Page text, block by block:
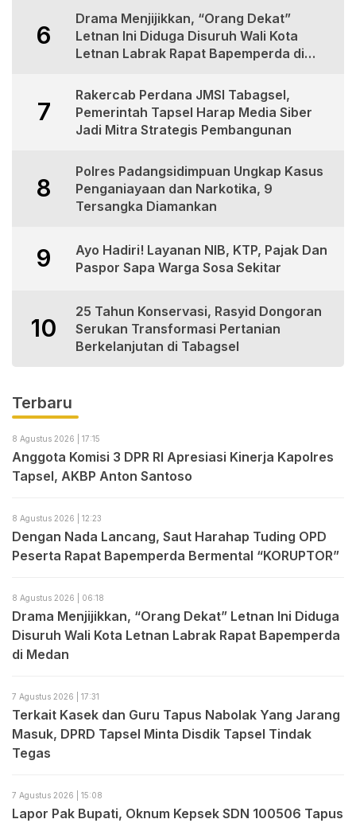
6
Drama Menjijikkan, “Orang Dekat”
Letnan Ini Diduga Disuruh Wali Kota
Letnan Labrak Rapat Bapemperda di
7
Rakercab Perdana JMSI Tabagsel,
Pemerintah Tapsel Harap Media Siber
Jadi Mitra Strategis Pembangunan
8
Polres Padangsidimpuan Ungkap Kasus
Penganiayaan dan Narkotika, 9
Tersangka Diamankan
9
Ayo Hadiri! Layanan NIB, KTP, Pajak Dan
Paspor Sapa Warga Sosa Sekitar
10
25 Tahun Konservasi, Rasyid Dongoran
Serukan Transformasi Pertanian
Berkelanjutan di Tabagsel
Terbaru
8 Agustus 2026 | 17:15
Anggota Komisi 3 DPR RI Apresiasi Kinerja Kapolres
Tapsel, AKBP Anton Santoso
8 Agustus 2026 | 12:23
Dengan Nada Lancang, Saut Harahap Tuding OPD
Peserta Rapat Bapemperda Bermental “KORUPTOR”
8 Agustus 2026 | 06:18
Drama Menjijikkan, “Orang Dekat” Letnan Ini Diduga
Disuruh Wali Kota Letnan Labrak Rapat Bapemperda
di Medan
7 Agustus 2026 | 17:31
Terkait Kasek dan Guru Tapus Nabolak Yang Jarang
Masuk, DPRD Tapsel Minta Disdik Tapsel Tindak
Tegas
7 Agustus 2026 | 15:08
Lapor Pak Bupati, Oknum Kepsek SDN 100506 Tapus